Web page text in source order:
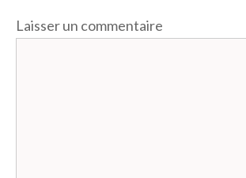
Laisser un commentaire